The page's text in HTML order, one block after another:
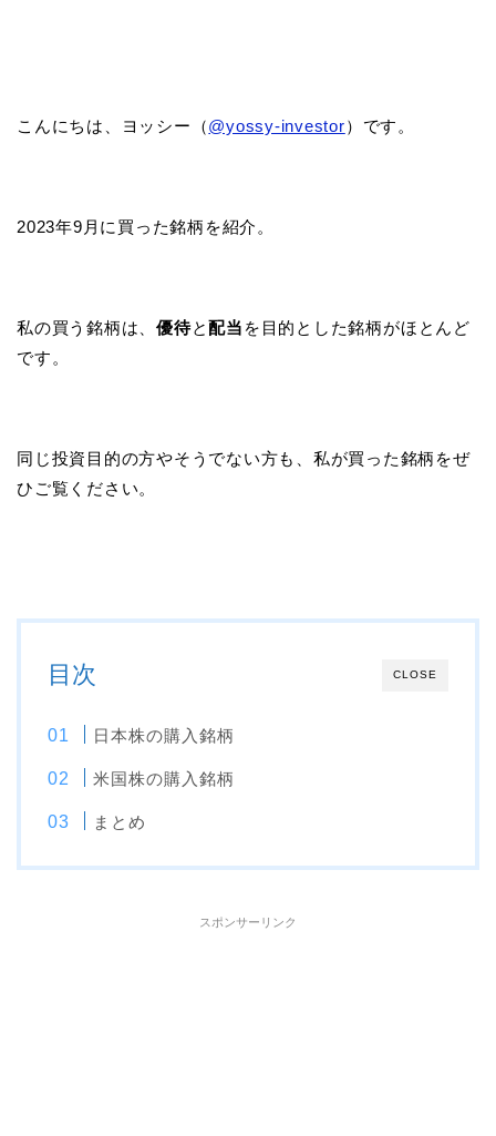
こんにちは、ヨッシー（@yossy-investor）です。
2023年9月に買った銘柄を紹介。
私の買う銘柄は、優待と配当 を目的とした銘柄がほとんど
です。
同じ投資目的の方やそうでない方も、私が買った銘柄をぜ
ひご覧ください。
CLOSE
目次
日本株の購入銘柄
米国株の購入銘柄
まとめ
スポンサーリンク